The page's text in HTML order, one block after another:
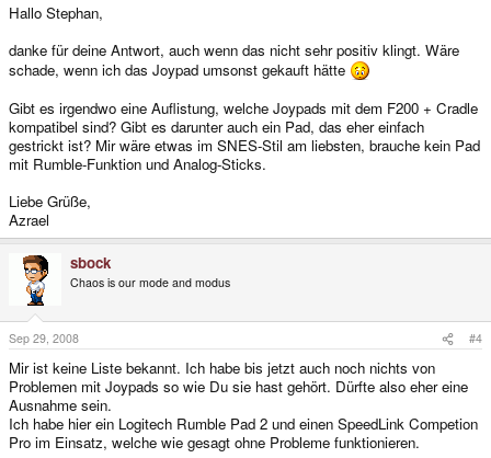
Hallo Stephan,
danke für deine Antwort, auch wenn das nicht sehr positiv klingt. Wäre
schade, wenn ich das Joypad umsonst gekauft hätte
Gibt es irgendwo eine Auflistung, welche Joypads mit dem F200 + Cradle
kompatibel sind? Gibt es darunter auch ein Pad, das eher einfach
gestrickt ist? Mir wäre etwas im SNES-Stil am liebsten, brauche kein Pad
mit Rumble-Funktion und Analog-Sticks.
Liebe Grüße,
Azrael
sbock
Chaos is our mode and modus
Sep 29, 2008 #4
Mir ist keine Liste bekannt. Ich habe bis jetzt auch noch nichts von
Problemen mit Joypads so wie Du sie hast gehört. Dürfte also eher eine
Ausnahme sein.
Ich habe hier ein Logitech Rumble Pad 2 und einen SpeedLink Competion
Pro im Einsatz, welche wie gesagt ohne Probleme funktionieren.